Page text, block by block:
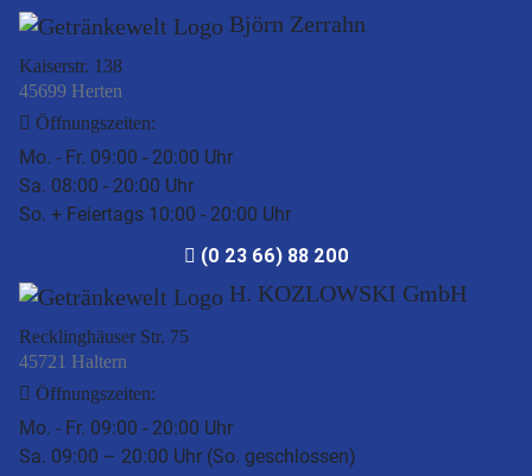
Björn Zerrahn
Kaiserstr. 138
45699 Herten
Öffnungszeiten:
Mo. - Fr. 09:00 - 20:00 Uhr
Sa. 08:00 - 20:00 Uhr
So. + Feiertags 10:00 - 20:00 Uhr
(0 23 66) 88 200
H. KOZLOWSKI GmbH
Recklinghäuser Str. 75
45721 Haltern
Öffnungszeiten:
Mo. - Fr. 09:00 - 20:00 Uhr
Sa. 09:00 – 20:00 Uhr (So. geschlossen)